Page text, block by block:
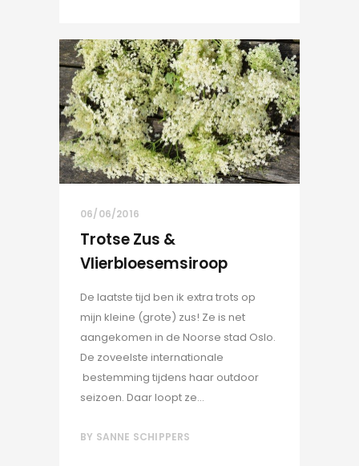
06/06/2016
Trotse Zus &
Vlierbloesemsiroop
De laatste tijd ben ik extra trots op
mijn kleine (grote) zus! Ze is net
aangekomen in de Noorse stad Oslo.
De zoveelste internationale
bestemming tijdens haar outdoor
seizoen. Daar loopt ze...
BY SANNE SCHIPPERS